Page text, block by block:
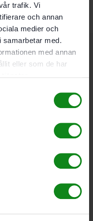
trafik. Vi
och annan
medier och
samarbetar med.
med annan
eller som de har
infästning och
butik och
e-handel för hela
service av